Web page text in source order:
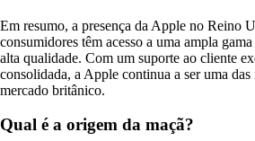
Em resumo, a presença da Apple no Reino
consumidores têm acesso a uma ampla
alta qualidade. Com um suporte ao cliente
consolidada, a Apple continua a ser uma das
mercado britânico.
Qual é a origem da maçã?